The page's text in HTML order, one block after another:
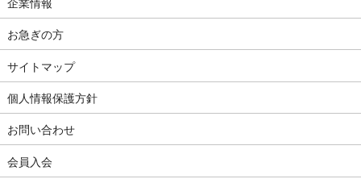
お急ぎの方
サイトマップ
個人情報保護方針
お問い合わせ
会員入会